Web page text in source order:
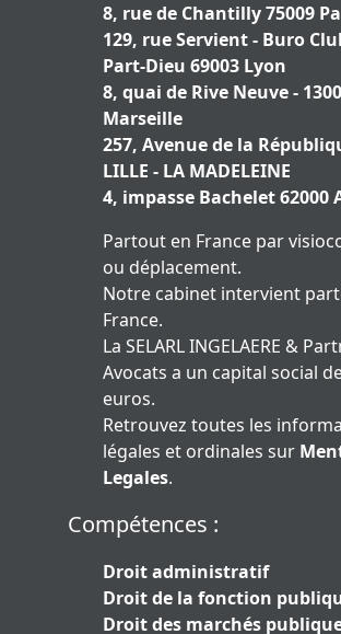
8, rue de Chantilly 75009
129, rue Servient - Buro
Part-Dieu 69003 Lyon
8, quai de Rive Neuve -
Marseille
257, Avenue de la
LILLE - LA MADELEINE
4, impasse Bachelet 62000
Partout en France par
ou déplacement.
Notre cabinet intervient
France.
La SELARL INGELAERE &
Avocats a un capital social
euros.
Retrouvez toutes les
légales et ordinales sur
Legales.
Compétences :
Droit administratif
Droit de la fonction
Droit des marchés